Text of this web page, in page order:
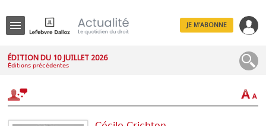
JE M'ABONNE
ÉDITION DU 10 JUILLET 2026
Éditions précédentes